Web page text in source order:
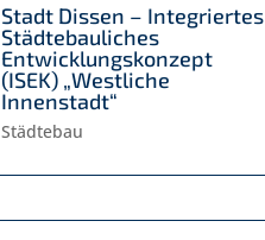
Stadt Dissen – Integriertes
Städtebauliches
Entwicklungskonzept
(ISEK) „Westliche
Innenstadt“
Städtebau